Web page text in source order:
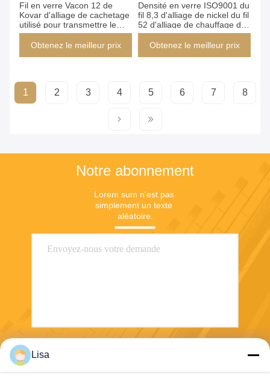
Fil en verre Vacon 12 de
Kovar d'alliage de cachetage
utilisé pour transmettre le
tube, tube à choc
Obtenez le meilleur prix
Densité en verre ISO9001 du
fil 8,3 d'alliage de nickel du fil
52 d'alliage de chauffage de
cachetage
Obtenez le meilleur prix
1 2 3 4 5 6 7 8
Notre abonnement
Lorem sum n'est pas
simplement un texte
aléatoire.
Lisa